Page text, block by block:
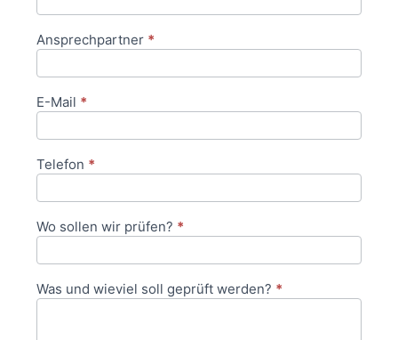
Ansprechpartner *
E-Mail *
Telefon *
Wo sollen wir prüfen? *
Was und wieviel soll geprüft werden? *